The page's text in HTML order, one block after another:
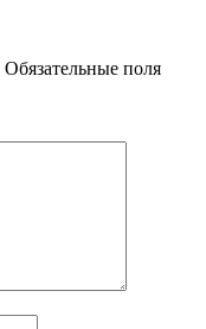
Обязательные поля